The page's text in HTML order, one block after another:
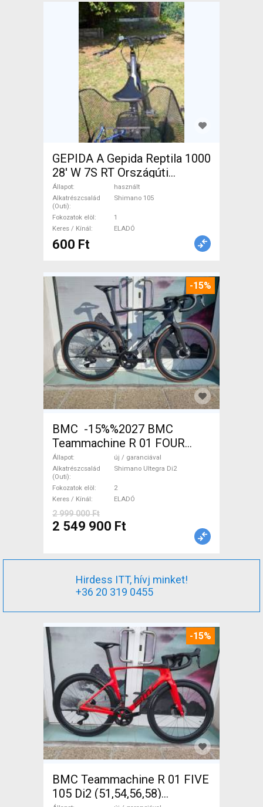
GEPIDA A Gepida Reptila 1000
28' W 7S RT Országúti
Shimano 105 használt ELADÓ
Állapot
használt
Alkatrészcsalád
(Outi)
Shimano 105
Fokozatok elöl
1
Keres / Kínál
ELADÓ
600 Ft
-15%
BMC -15%%2027 BMC
Teammachine R 01 FOUR
(56,58) Országúti Shimano
Ultegra Di2 tárcsafék új /
garanciával ELADÓ
Állapot
új / garanciával
Alkatrészcsalád
(Outi)
Shimano Ultegra Di2
Fokozatok elöl
2
Keres / Kínál
ELADÓ
2 999 000 Ft
2 549 900 Ft
Hirdess ITT, hívj minket!
+36 20 319 0455
-15%
BMC Teammachine R 01 FIVE
105 Di2 (51,54,56,58)